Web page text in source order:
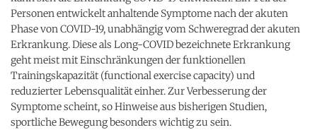
Personen entwickelt anhaltende Symptome nach der akuten
Phase von COVID-19, unabhängig vom Schweregrad der akuten
Erkrankung. Diese als Long-COVID bezeichnete Erkrankung
geht meist mit Einschränkungen der funktionellen
Trainingskapazität (functional exercise capacity) und
reduzierter Lebensqualität einher. Zur Verbesserung der
Symptome scheint, so Hinweise aus bisherigen Studien,
sportliche Bewegung besonders wichtig zu sein.